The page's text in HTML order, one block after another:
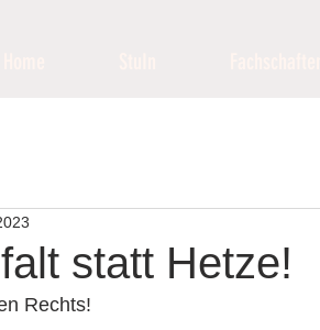
statt Hetze!
Rechts!